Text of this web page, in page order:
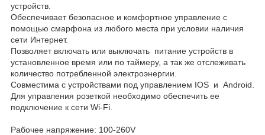
устройств.
Обеспечивает безопасное и комфортное управление с
помощью смарфона из любого места при условии наличия
сети Интернет.
Позволяет включать или выключать питание устройств в
установленное время или по таймеру, а так же отслеживать
количество потребленной электроэнергии.
Совместима с устройствами под управлением IOS и Android.
Для управления розеткой необходимо обеспечить ее
подключение к сети Wi-Fi.
Рабочее напряжение: 100-260V